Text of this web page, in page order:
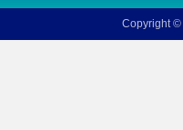
Copyright ©